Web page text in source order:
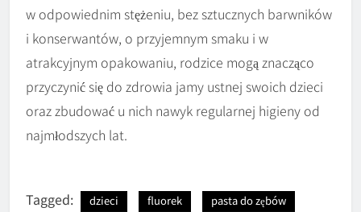
w odpowiednim stężeniu, bez sztucznych barwników
i konserwantów, o przyjemnym smaku i w
atrakcyjnym opakowaniu, rodzice mogą znacząco
przyczynić się do zdrowia jamy ustnej swoich dzieci
oraz zbudować u nich nawyk regularnej higieny od
najmłodszych lat.
Tagged: dzieci fluorek
pasta do zębów